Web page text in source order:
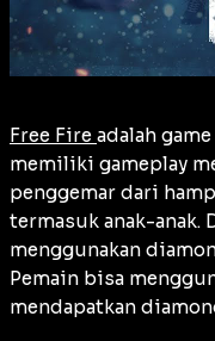
Free Fire adalah
memiliki gameplay
penggemar dari
termasuk anak-anak.
menggunakan
Pemain bisa
mendapatkan